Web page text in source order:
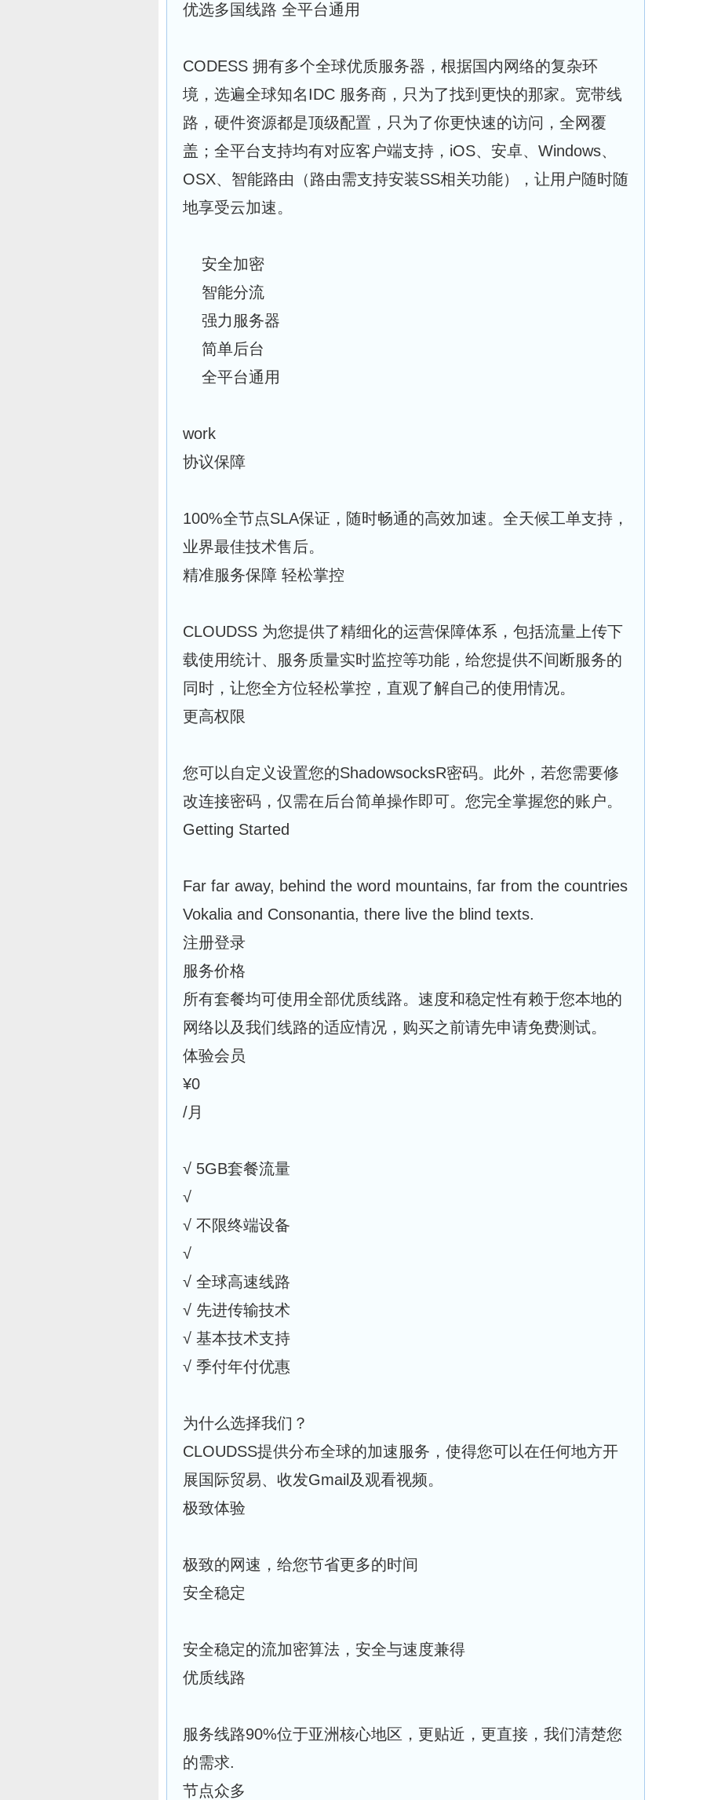
优选多国线路 全平台通用
CODESS 拥有多个全球优质服务器，根据国内网络的复杂环
境，选遍全球知名IDC 服务商，只为了找到更快的那家。宽带线
路，硬件资源都是顶级配置，只为了你更快速的访问，全网覆
盖；全平台支持均有对应客户端支持，iOS、安卓、Windows、
OSX、智能路由（路由需支持安装SS相关功能），让用户随时随
地享受云加速。
安全加密
智能分流
强力服务器
简单后台
全平台通用
work
协议保障
100%全节点SLA保证，随时畅通的高效加速。全天候工单支持，
业界最佳技术售后。
精准服务保障 轻松掌控
CLOUDSS 为您提供了精细化的运营保障体系，包括流量上传下
载使用统计、服务质量实时监控等功能，给您提供不间断服务的
同时，让您全方位轻松掌控，直观了解自己的使用情况。
更高权限
您可以自定义设置您的ShadowsocksR密码。此外，若您需要修
改连接密码，仅需在后台简单操作即可。您完全掌握您的账户。
Getting Started
Far far away, behind the word mountains, far from the countries
Vokalia and Consonantia, there live the blind texts.
注册登录
服务价格
所有套餐均可使用全部优质线路。速度和稳定性有赖于您本地的
网络以及我们线路的适应情况，购买之前请先申请免费测试。
体验会员
¥0
/月
√ 5GB套餐流量
√
√ 不限终端设备
√
√ 全球高速线路
√ 先进传输技术
√ 基本技术支持
√ 季付年付优惠
为什么选择我们？
CLOUDSS提供分布全球的加速服务，使得您可以在任何地方开
展国际贸易、收发Gmail及观看视频。
极致体验
极致的网速，给您节省更多的时间
安全稳定
安全稳定的流加密算法，安全与速度兼得
优质线路
服务线路90%位于亚洲核心地区，更贴近，更直接，我们清楚您
的需求.
节点众多